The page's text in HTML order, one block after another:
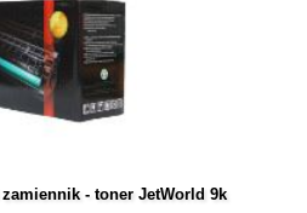
- toner JetWorld 9k